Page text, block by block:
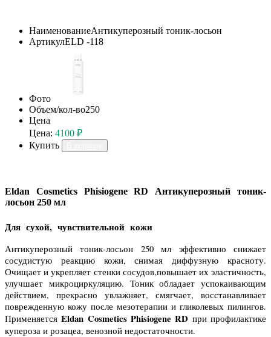
НаименованиеАнтикуперозный тоник-лосьон
АртикулELD -118
Фото
Объем/кол-во250
Цена
Цена: 4100 ₽
Купить
Eldan Cosmetics Phisiogene RD Антикуперозный тоник-
лосьон 250 мл
Для сухой, чувствительной кожи
Антикуперозный тоник-лосьон 250 мл эффективно снижает
сосудистую реакцию кожи, снимая диффузную красноту.
Очищает и укрепляет стенки сосудов,повышает их эластичность,
улучшает микроциркуляцию. Тоник обладает успокаивающим
действием, прекрасно увлажняет, смягчает, восстанавливает
поврежденную кожу после мезотерапии и гликолевых пилингов.
ПрименяетсяEldan Cosmetics Phisiogene RD при профилактике
купероза и розацеа, венозной недостаточности.